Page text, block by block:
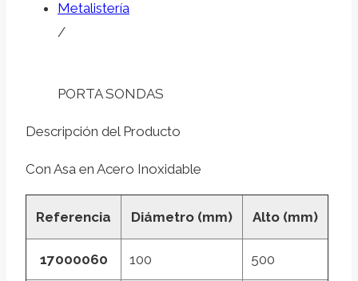
Metalistería
/
PORTA SONDAS
Descripción del Producto
Con Asa en Acero Inoxidable
Referencia Diámetro (mm) Alto (mm)
17000060 100 500